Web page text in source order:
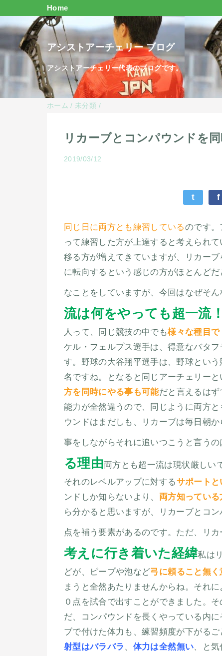
Home
アシストアーチェリー ブログ
アシストアーチェリー代表のブログです。
ホーム / 未分類 /
リカーブとコンパウンドを
2019/03/12
t f
同じ日に両方とも練習しているのです。
って練習した方が上達すると考えられ
移る方が増えてきていますが、リカー
に転向するという感じの方がほとんど
なことをしていますが、今回はなぜそ
流は何をやっても超一流
人って、同じ競技の中でも様々な種目で
ケル・フェルプス選手は、得意なバタ
す。野球の大谷翔平選手は、野球とい
名ですね。となると同じアーチェリーと
方を同時にやる事も可能だと言えるは
能力が全然違うので、同じように両方
ウンドはまだしも、リカーブは毎日朝
事をしながらそれに追いつこうと言う
る理由両方とも超一流は現状厳しい
それのレベルアップに対するサポート
ンドしか知らないより、 両方知っている
ら分かると思いますが、リカーブとコ
点を補う要素があるのです。ただ、リ
考えに行き着いた経緯私は
どが、ピープや泡など弓に頼ること無
まうと全然あたりませんからね。それ
０点を試合で出すことができました。
だ、コンパウンドを長くやっている内に
ブで付けた体力も、練習頻度が下がる
射型はバラバラ 、 体力は全然無い、と気